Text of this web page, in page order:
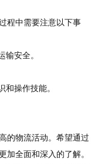
程中需要注意以下事
输安全。
操作技能。
的物流活动。希望通过
加全面和深入的了解。